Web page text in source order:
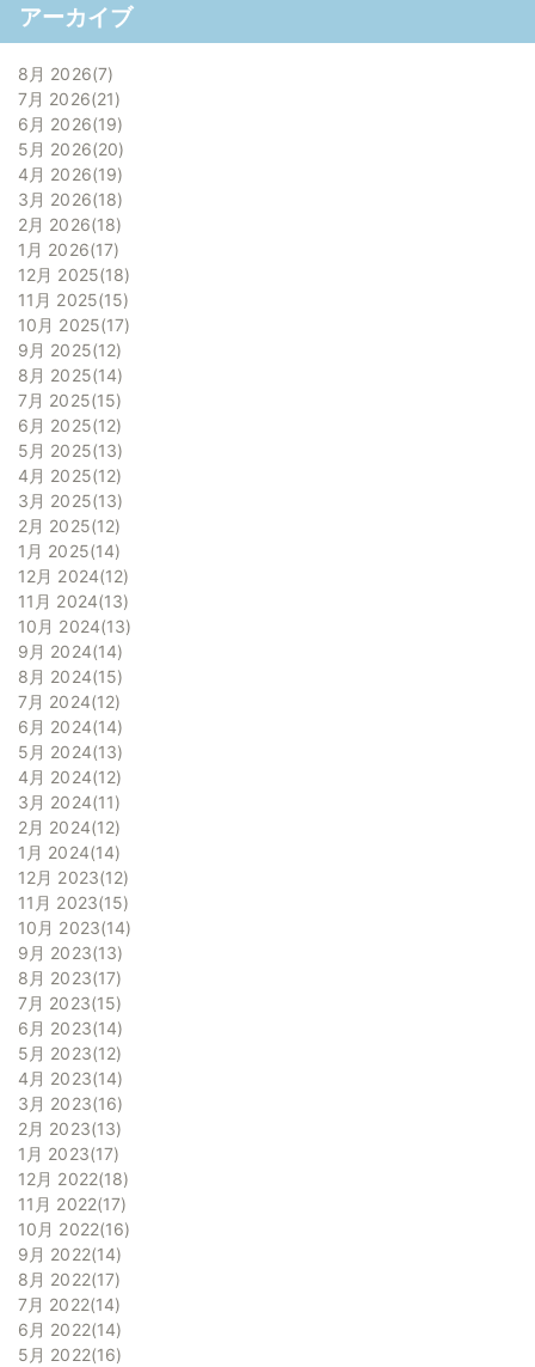
アーカイブ
8月 2026 7
7月 2026 21
6月 2026 19
5月 2026 20
4月 2026 19
3月 2026 18
2月 2026 18
1月 2026 17
12月 2025 18
11月 2025 15
10月 2025 17
9月 2025 12
8月 2025 14
7月 2025 15
6月 2025 12
5月 2025 13
4月 2025 12
3月 2025 13
2月 2025 12
1月 2025 14
12月 2024 12
11月 2024 13
10月 2024 13
9月 2024 14
8月 2024 15
7月 2024 12
6月 2024 14
5月 2024 13
4月 2024 12
3月 2024 11
2月 2024 12
1月 2024 14
12月 2023 12
11月 2023 15
10月 2023 14
9月 2023 13
8月 2023 17
7月 2023 15
6月 2023 14
5月 2023 12
4月 2023 14
3月 2023 16
2月 2023 13
1月 2023 17
12月 2022 18
11月 2022 17
10月 2022 16
9月 2022 14
8月 2022 17
7月 2022 14
6月 2022 14
5月 2022 16